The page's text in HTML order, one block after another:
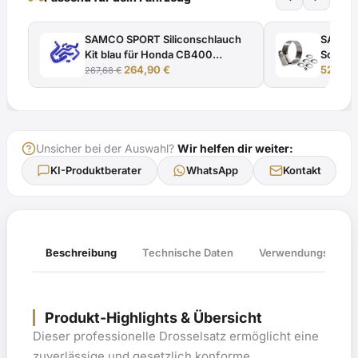
SAMCO SPORT Siliconschlauch
Kit blau für Honda CB400
Modelljahr 1995-1998
267,68€ Ursprünglicher
264,90€
CB400
52,36
Unsicher bei der Auswahl? Wir helfen dir weiter:
KI-Produktberater WhatsApp Kontakt
Beschreibung Technische Daten Verwendungsliste
Produkt-Highlights & Übersicht
Dieser professionelle Drosselsatz ermöglicht eine